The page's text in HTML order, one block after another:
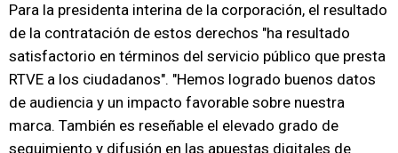
Para la presidenta interina de la corporación, el resultado
de la contratación de estos derechos "ha resultado
satisfactorio en términos del servicio público que presta
RTVE a los ciudadanos". "Hemos logrado buenos datos
de audiencia y un impacto favorable sobre nuestra
marca. También es reseñable el elevado grado de
seguimiento y difusión en las apuestas digitales de